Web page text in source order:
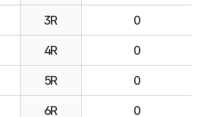
3R 0
4R 0
5R 0
6R 0